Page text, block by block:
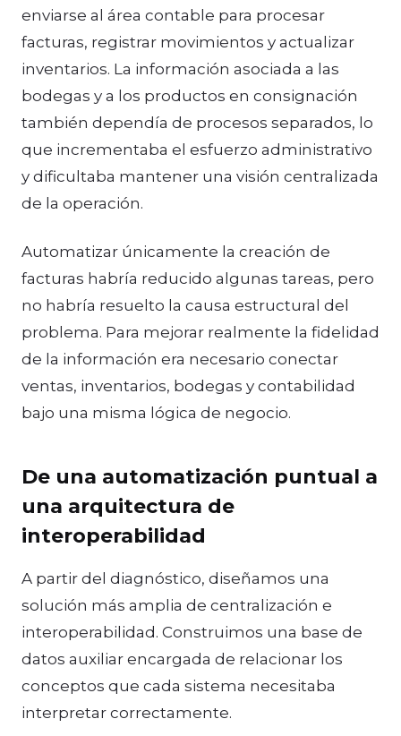
enviarse al área contable para procesar
facturas, registrar movimientos y actualizar
inventarios. La información asociada a las
bodegas y a los productos en consignación
también dependía de procesos separados, lo
que incrementaba el esfuerzo administrativo
y dificultaba mantener una visión centralizada
de la operación.
Automatizar únicamente la creación de
facturas habría reducido algunas tareas, pero
no habría resuelto la causa estructural del
problema. Para mejorar realmente la fidelidad
de la información era necesario conectar
ventas, inventarios, bodegas y contabilidad
bajo una misma lógica de negocio.
De una automatización puntual a
una arquitectura de
interoperabilidad
A partir del diagnóstico, diseñamos una
solución más amplia de centralización e
interoperabilidad. Construimos una base de
datos auxiliar encargada de relacionar los
conceptos que cada sistema necesitaba
interpretar correctamente.